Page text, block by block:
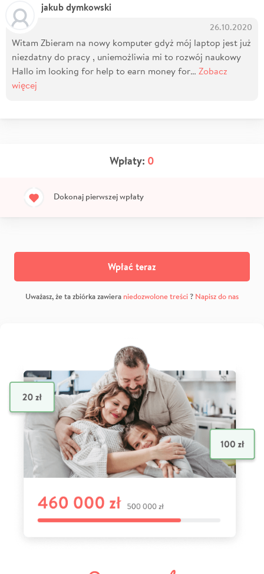
jakub dymkowski
26.10.2020
Witam Zbieram na nowy komputer gdyż mój laptop jest już
niezdatny do pracy , uniemożliwia mi to rozwój naukowy
Hallo im looking for help to earn money for… Zobacz
więcej
Wpłaty: 0
Dokonaj pierwszej wpłaty
Wpłać teraz
Uważasz, że ta zbiórka zawiera niedozwolone treści? Napisz do nas